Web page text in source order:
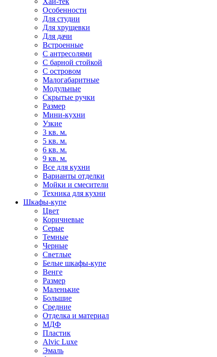
Особенности
Для студии
Для хрущевки
Для дачи
Встроенные
С антресолями
С барной стойкой
С островом
Малогабаритные
Модульные
Скрытые ручки
Размер
Мини-кухни
Узкие
3 кв. м.
5 кв. м.
6 кв. м.
9 кв. м.
Все для кухни
Варианты отделки
Мойки и смесители
Техника для кухни
Шкафы-купе
Цвет
Коричневые
Серые
Темные
Черные
Светлые
Белые шкафы-купе
Венге
Размер
Маленькие
Большие
Средние
Отделка и материал
МДФ
Пластик
Alvic Luxe
Эмаль